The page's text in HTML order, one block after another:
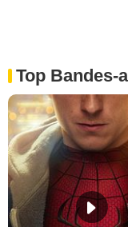
Top Bandes-